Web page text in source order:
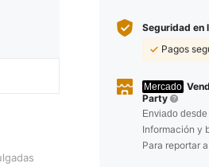
Seguridad en
Pagos
Mercado
Party
Enviado desde
Información y
Para reportar